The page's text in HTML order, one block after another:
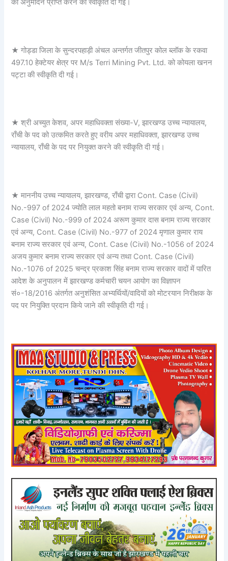
का अनुमोदन प्राप्त करने की स्वीकृति दी गई।
★ गोड्डा जिला के सुन्दरपहाड़ी अंचल अन्तर्गत जीतपुर कोल ब्लॉक के रकवा
497.10 हेक्टेयर क्षेत्र पर M/s Terri Mining Pvt. Ltd. को कोयला खनन
पट्टा की स्वीकृति दी गई।
★ श्री अच्युत केशव, अपर महाधिवक्ता संख्या-V, झारखण्ड उच्च न्यायालय,
राँची के पद को उत्कमित करते हुए वरीय अपर महाधिवक्ता, झारखण्ड उच्च
न्यायालय, राँची के पद पर नियुक्त करने की स्वीकृति दी गई।
★ माननीय उच्च न्यायालय, झारखण्ड, राँची द्वारा Cont. Case (Civil)
No.-997 of 2024 ज्योति लाल महतो बनाम राज्य सरकार एवं अन्य, Cont.
Case (Civil) No.-999 of 2024 अरूण कुमार दास बनाम राज्य सरकार
एवं अन्य, Cont. Case (Civil) No.-977 of 2024 मृणाल कुमार राय
बनाम राज्य सरकार एवं अन्य, Cont. Case (Civil) No.-1056 of 2024
अजय कुमार बनाम राज्य सरकार एवं अन्य तथा Cont. Case (Civil)
No.-1076 of 2025 चन्द्र प्रकाश सिंह बनाम राज्य सरकार वादों में पारित
आदेश के अनुपालन में झारखण्ड कर्मचारी चयन आयोग का विज्ञापन
सं०-18/2016 अंतर्गत अनुशंसित अभ्यर्थियों/वादियों को मोटरयान निरीक्षक के
पद पर नियुक्ति प्रदान किये जाने की स्वीकृति दी गई।